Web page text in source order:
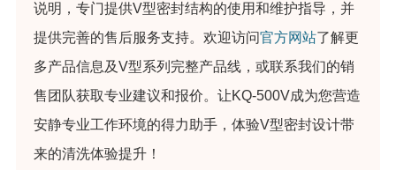
说明，专门提供V型密封结构的使用和维护指导，并
提供完善的售后服务支持。欢迎访问官方网站了解更
多产品信息及V型系列完整产品线，或联系我们的销
售团队获取专业建议和报价。让KQ-500V成为您营造
安静专业工作环境的得力助手，体验V型密封设计带
来的清洗体验提升！